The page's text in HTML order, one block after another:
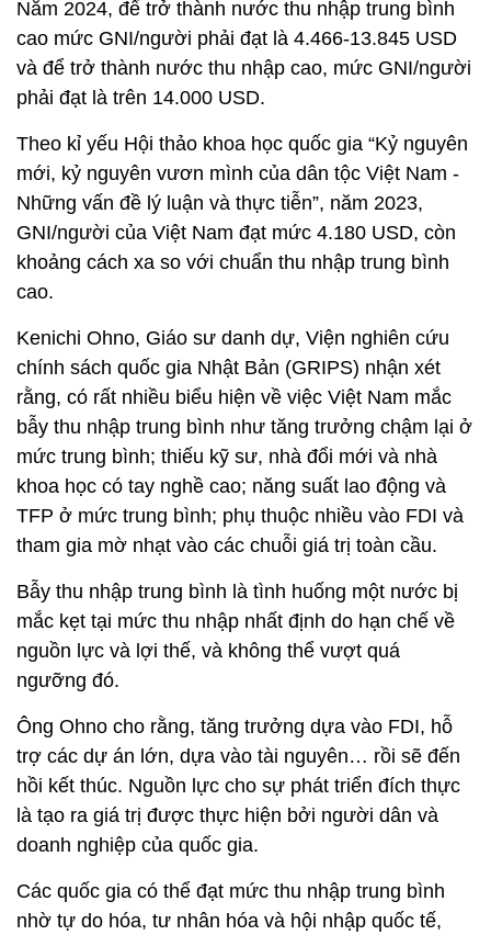
Năm 2024, để trở thành nước thu nhập trung bình
cao mức GNI/người phải đạt là 4.466-13.845 USD
và để trở thành nước thu nhập cao, mức GNI/người
phải đạt là trên 14.000 USD.
Theo kỉ yếu Hội thảo khoa học quốc gia “Kỷ nguyên
mới, kỷ nguyên vươn mình của dân tộc Việt Nam -
Những vấn đề lý luận và thực tiễn”, năm 2023,
GNI/người của Việt Nam đạt mức 4.180 USD, còn
khoảng cách xa so với chuẩn thu nhập trung bình
cao.
Kenichi Ohno, Giáo sư danh dự, Viện nghiên cứu
chính sách quốc gia Nhật Bản (GRIPS) nhận xét
rằng, có rất nhiều biểu hiện về việc Việt Nam mắc
bẫy thu nhập trung bình như tăng trưởng chậm lại ở
mức trung bình; thiếu kỹ sư, nhà đổi mới và nhà
khoa học có tay nghề cao; năng suất lao động và
TFP ở mức trung bình; phụ thuộc nhiều vào FDI và
tham gia mờ nhạt vào các chuỗi giá trị toàn cầu.
Bẫy thu nhập trung bình là tình huống một nước bị
mắc kẹt tại mức thu nhập nhất định do hạn chế về
nguồn lực và lợi thế, và không thể vượt quá
ngưỡng đó.
Ông Ohno cho rằng, tăng trưởng dựa vào FDI, hỗ
trợ các dự án lớn, dựa vào tài nguyên… rồi sẽ đến
hồi kết thúc. Nguồn lực cho sự phát triển đích thực
là tạo ra giá trị được thực hiện bởi người dân và
doanh nghiệp của quốc gia.
Các quốc gia có thể đạt mức thu nhập trung bình
nhờ tự do hóa, tư nhân hóa và hội nhập quốc tế,